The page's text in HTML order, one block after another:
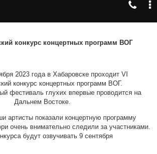
конкурс концертных программ ВОГ
2023 года в Хабаровске проходит VI
конкурс концертных программ ВОГ.
фестиваль глухих впервые проводится на
Дальнем Востоке.
артисты показали концертную программу
очень внимательно следили за участниками.
будут озвучивать 9 сентября